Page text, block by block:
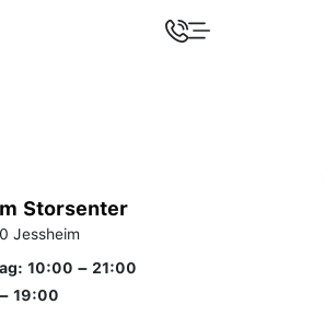
Storsenter
Jessheim
10:00 – 21:00
19:00